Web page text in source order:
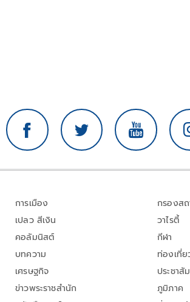
การเมือง
เปลว สีเงิน
คอลัมนิสต์
บทความ
เศรษฐกิจ
ข่าวพระราชสำนัก
กรองส
วาไรตี้
กีฬา
ท่องเที่
ประชา
ภูมิภาค